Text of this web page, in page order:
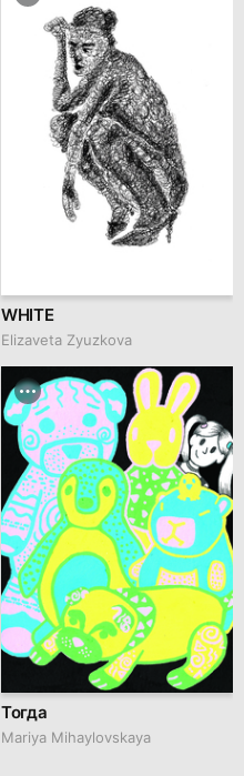
WHITE
Elizaveta Zyuzkova
Тогда
Mariya Mihaylovskaya